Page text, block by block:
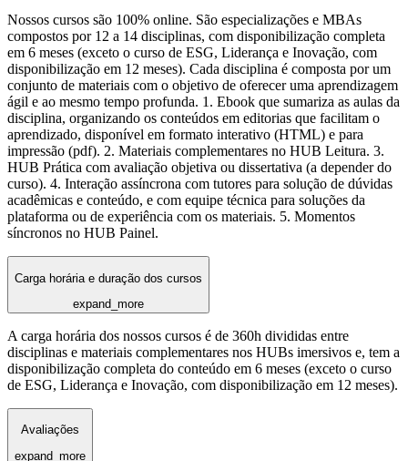
Nossos cursos são 100% online. São especializações e MBAs
compostos por 12 a 14 disciplinas, com disponibilização completa
em 6 meses (exceto o curso de ESG, Liderança e Inovação, com
disponibilização em 12 meses). Cada disciplina é composta por um
conjunto de materiais com o objetivo de oferecer uma aprendizagem
ágil e ao mesmo tempo profunda. 1. Ebook que sumariza as aulas da
disciplina, organizando os conteúdos em editorias que facilitam o
aprendizado, disponível em formato interativo (HTML) e para
impressão (pdf). 2. Materiais complementares no HUB Leitura. 3.
HUB Prática com avaliação objetiva ou dissertativa (a depender do
curso). 4. Interação assíncrona com tutores para solução de dúvidas
acadêmicas e conteúdo, e com equipe técnica para soluções da
plataforma ou de experiência com os materiais. 5. Momentos
síncronos no HUB Painel.
Carga horária e duração dos cursos
expand_more
A carga horária dos nossos cursos é de 360h divididas entre
disciplinas e materiais complementares nos HUBs imersivos e, tem a
disponibilização completa do conteúdo em 6 meses (exceto o curso
de ESG, Liderança e Inovação, com disponibilização em 12 meses).
Avaliações
expand_more